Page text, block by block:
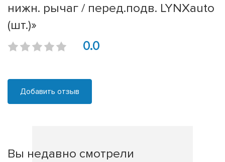
нижн. рычаг / перед.подв. LYNXauto
(шт.)»
0.0
Добавить отзыв
Вы недавно смотрели